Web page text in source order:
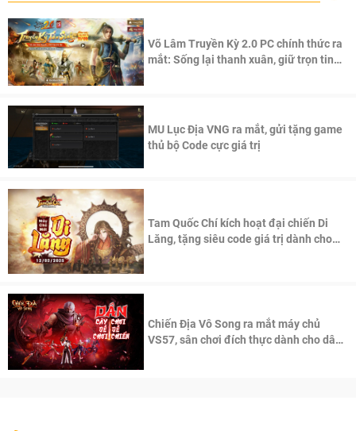
Võ Lâm Truyền Kỳ 2.0 PC chính thức ra
mắt: Sống lại thanh xuân, giữ trọn tinh
MU Lục Địa VNG ra mắt, gửi tặng game
thủ bộ Code cực giá trị
Tam Quốc Chí kích hoạt đại chiến Di
Lăng, tặng siêu code giá trị dành cho
Chiến Địa Vô Song ra mắt máy chủ
VS57, sân chơi đích thực dành cho dân